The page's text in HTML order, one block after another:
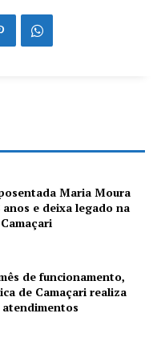
Maria Moura
e deixa legado na
de funcionamento,
de Camaçari realiza
atendimentos